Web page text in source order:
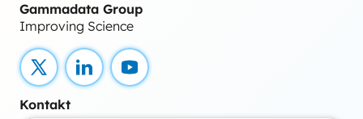
Gammadata Group
Improving Science
X LinkedInYouTube
Kontakt